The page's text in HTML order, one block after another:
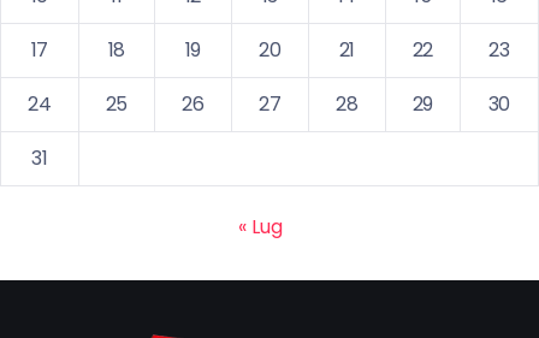
17
18 19 20 21 22
23
24
25 26 27 28 29
30
31
« Lug